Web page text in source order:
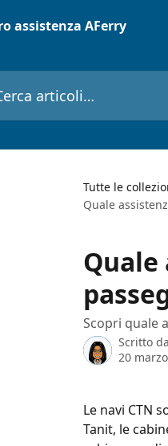
Tutte le
Quale
Quale
Scopri quale
Scritto da
20
Le navi CTN
Tanit, le